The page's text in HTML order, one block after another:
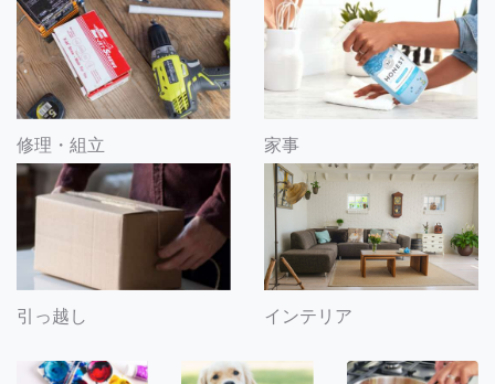
修理・組立 家事
引っ越し インテリア